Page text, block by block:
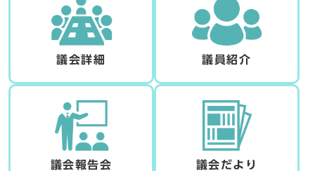
議会詳細 議員紹介
議会報告会 議会だより